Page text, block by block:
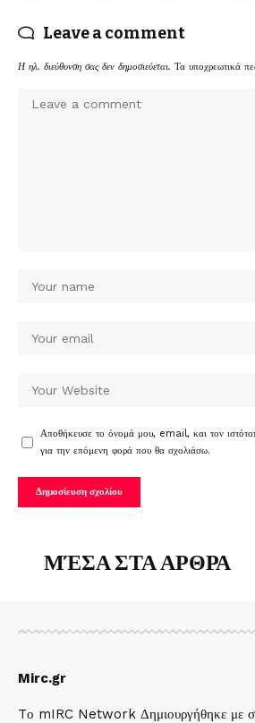
Leave a comment
Η ηλ. διεύθυνση σας δεν δημοσιεύεται. Τα υποχρεωτικά
Αποθήκευσε το όνομά μου, email, και τον
για την επόμενη φορά που θα σχολιάσω.
ΜΈΣΑ ΣΤΑ ΑΡΘΡΑ
Mirc.gr
Tο mIRC Network Δημιουργήθηκε με